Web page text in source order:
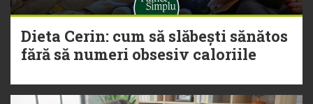
Dieta Cerin: cum să slăbești sănătos
fără să numeri obsesiv caloriile